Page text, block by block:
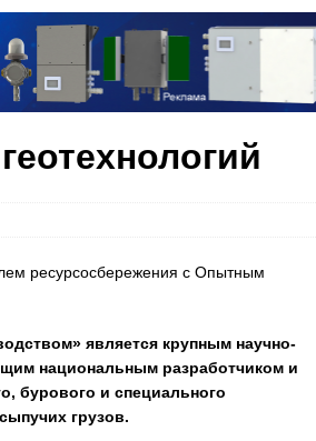
ресурсосбережения с Опытным
является крупным научно-
национальным разработчиком и
бурового и специального
грузов.